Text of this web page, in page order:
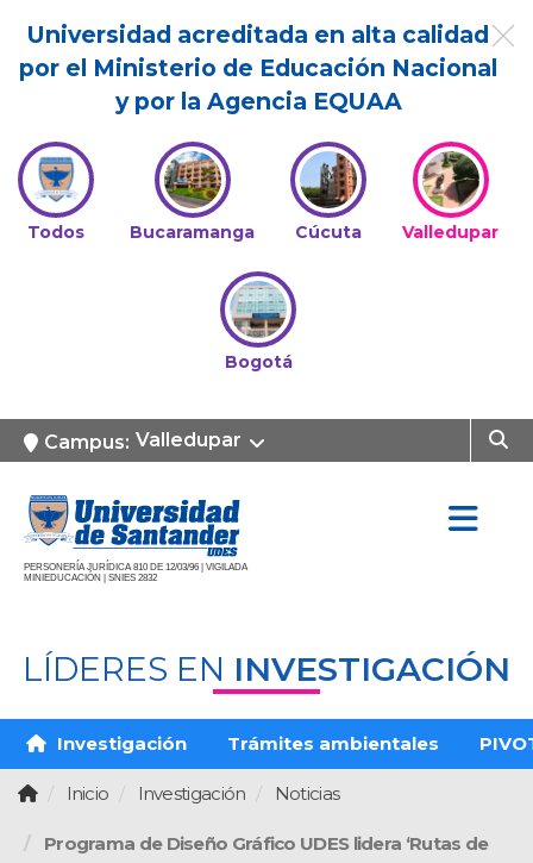
Universidad acreditada en alta calidad
por el Ministerio de Educación Nacional
y por la Agencia EQUAA
Todos Bucaramanga Cúcuta Valledupar
Bogotá
Campus: Valledupar
PERSONERÍA JURÍDICA 810 DE 12/03/96 | VIGILADA
MINIEDUCACIÓN | SNIES 2832
LÍDERES EN INVESTIGACIÓN
Investigación Trámites ambientales
Inicio Investigación Noticias
Programa de Diseño Gráfico UDES lidera ‘Rutas de